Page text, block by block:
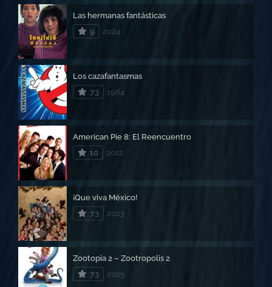
Las hermanas fantásticas
9
2024
Los cazafantasmas
7.3
1984
American Pie 8: El Reencuentro
10
2012
¡Que viva México!
7.3
2023
Zootopia 2 – Zootropolis 2
7.3
2025